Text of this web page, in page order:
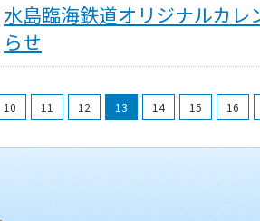
水島臨海鉄道オリジナルカ
らせ
10 11 12 13 14 15 16